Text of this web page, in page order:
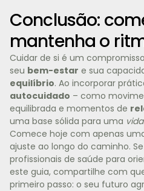
Conclusão:
mantenha o
Cuidar de si é um
seu bem-estar e sua
equilíbrio. Ao incorporar
autocuidado – como
equilibrada e momentos de
uma base sólida para uma
Comece hoje com apenas
ajuste ao longo do caminho.
profissionais de saúde para
este guia, compartilhe com
primeiro passo: o seu futuro